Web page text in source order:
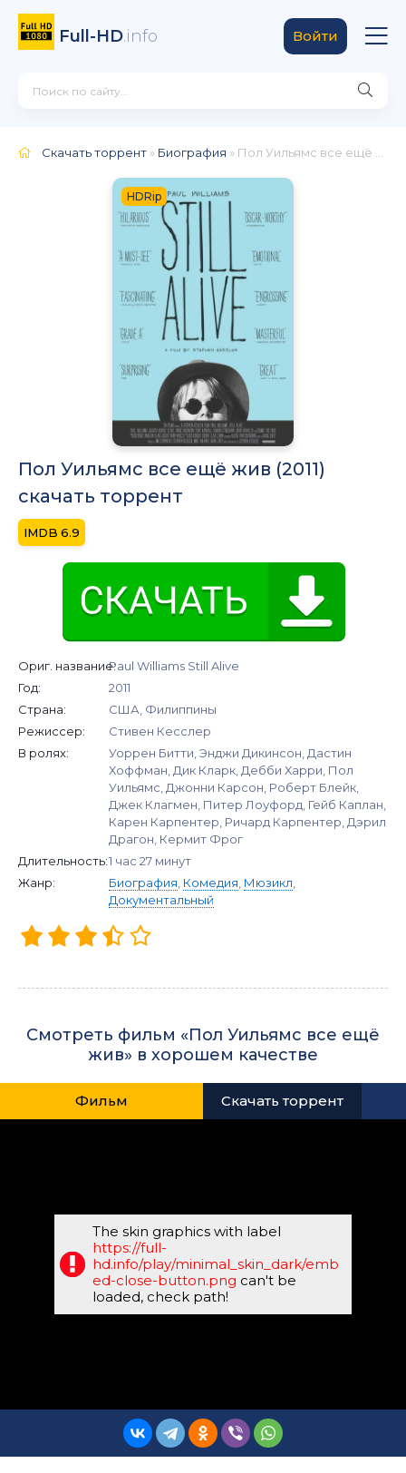
Full-HD.info Войти
Скачать торрент » Биография » Пол Уильямс все ещё жив
HDRip
Пол Уильямс все ещё жив (2011)
скачать торрент
6.9
Ориг. название:Paul Williams Still Alive
Год:
2011
Страна:
США, Филиппины
Режиссер:
Стивен Кесслер
В ролях:
Уоррен Битти, Энджи Дикинсон, Дастин
Хоффман, Дик Кларк, Дебби Харри, Пол
Уильямс, Джонни Карсон, Роберт Блейк,
Джек Клагмен, Питер Лоуфорд, Гейб Каплан,
Карен Карпентер, Ричард Карпентер, Дэрил
Драгон, Кермит Фрог
Длительность:1 час 27 минут
Жанр:
Биография, Комедия, Мюзикл,
Документальный
Смотреть фильм «Пол Уильямс все ещё
жив» в хорошем качестве
Фильм Скачать торрент
The skin graphics with label
https://full-
hd.info/play/minimal_skin_dark/emb
ed-close-button.png can't be
loaded, check path!